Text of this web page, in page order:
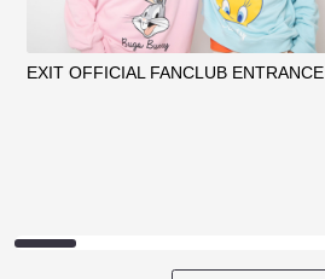
EXIT OFFICIAL FANCLUB ENTRANCE